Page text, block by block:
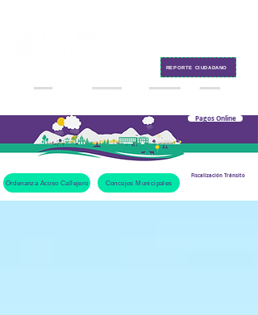
Pagos Online
Ordenanza Acoso Callejero Concejos Municipales
Fiscalización Tránsito
REPORTE CIUDADANO